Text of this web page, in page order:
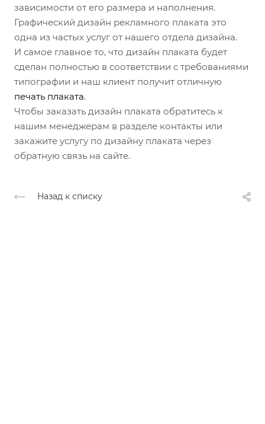
зависимости от его размера и наполнения.
Графический дизайн рекламного плаката это
одна из частых услуг от нашего отдела дизайна.
И самое главное то, что дизайн плаката будет
сделан полностью в соответствии с требованиями
типографии и наш клиент получит отличную
печать плаката.
Чтобы заказать дизайн плаката обратитесь к
нашим менеджерам в разделе контакты или
закажите услугу по дизайну плаката через
обратную связь на сайте.
Назад к списку